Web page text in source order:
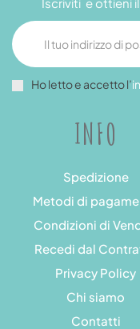
INFO
Spedizione
Metodi di
Condizioni di
Recedi dal
Privacy Policy
Chi siamo
Contatti
Ho letto e accetto l’